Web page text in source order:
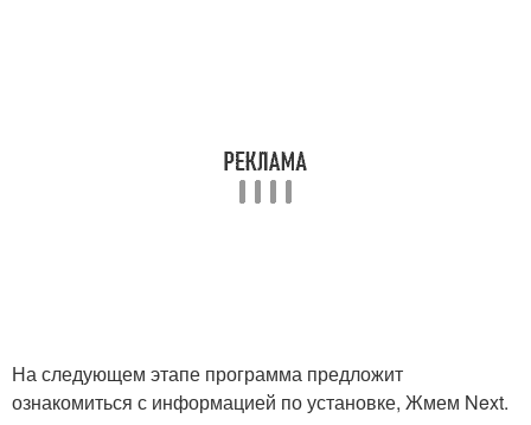
На следующем этапе программа предложит
ознакомиться с информацией по установке, Жмем Next.